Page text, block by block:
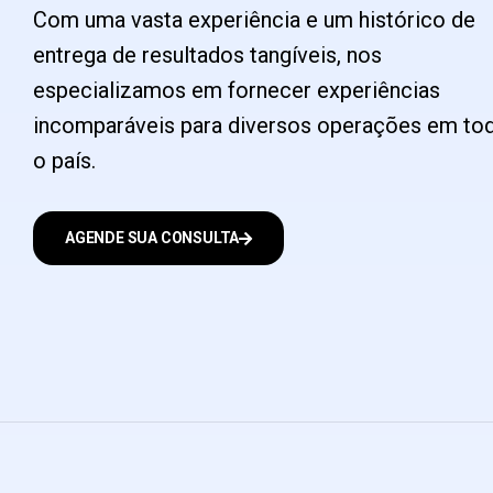
Com uma vasta experiência e um histórico de
entrega de resultados tangíveis, nos
especializamos em fornecer experiências
incomparáveis para diversos operações em
o país.
AGENDE SUA CONSULTA